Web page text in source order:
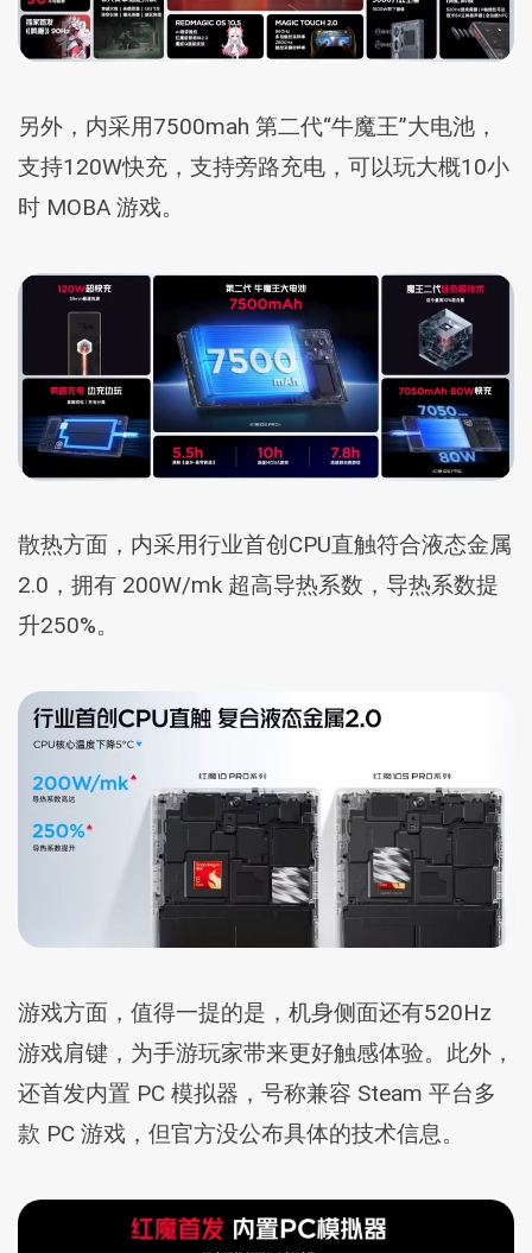
另外，内采用7500mah 第二代“牛魔王”大电池，
支持120W快充，支持旁路充电，可以玩大概10小
时 MOBA 游戏。
散热方面，内采用行业首创CPU直触符合液态金属
2.0，拥有 200W/mk 超高导热系数，导热系数提
升250%。
游戏方面，值得一提的是，机身侧面还有520Hz
游戏肩键，为手游玩家带来更好触感体验。此外，
还首发内置 PC 模拟器，号称兼容 Steam 平台多
款 PC 游戏，但官方没公布具体的技术信息。